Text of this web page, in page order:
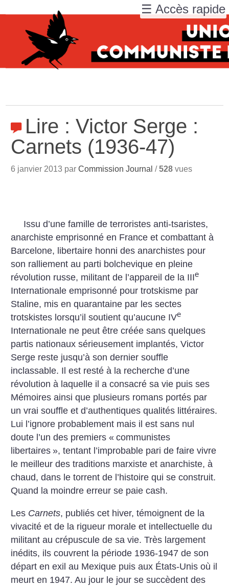
Lire : Victor Serge :
Carnets (1936-47)
6 janvier 2013 parCommission Journal /528 vues
Issu d’une famille de terroristes anti-tsaristes,
anarchiste emprisonné en France et combattant à
Barcelone, libertaire honni des anarchistes pour
son ralliement au parti bolchevique en pleine
révolution russe, militant de l’appareil de la IIIe
Internationale emprisonné pour trotskisme par
Staline, mis en quarantaine par les sectes
trotskistes lorsqu’il soutient qu’aucune IVe
Internationale ne peut être créée sans quelques
partis nationaux sérieusement implantés, Victor
Serge reste jusqu’à son dernier souffle
inclassable. Il est resté à la recherche d’une
révolution à laquelle il a consacré sa vie puis ses
Mémoires ainsi que plusieurs romans portés par
un vrai souffle et d’authentiques qualités littéraires.
Lui l’ignore probablement mais il est sans nul
doute l’un des premiers « communistes
libertaires », tentant l’improbable pari de faire vivre
le meilleur des traditions marxiste et anarchiste, à
chaud, dans le torrent de l’histoire qui se construit.
Quand la moindre erreur se paie cash.
Les Carnets, publiés cet hiver, témoignent de la
vivacité et de la rigueur morale et intellectuelle du
militant au crépuscule de sa vie. Très largement
inédits, ils couvrent la période 1936-1947 de son
départ en exil au Mexique puis aux États-Unis où il
meurt en 1947. Au jour le jour se succèdent des
☰ Accès rapide